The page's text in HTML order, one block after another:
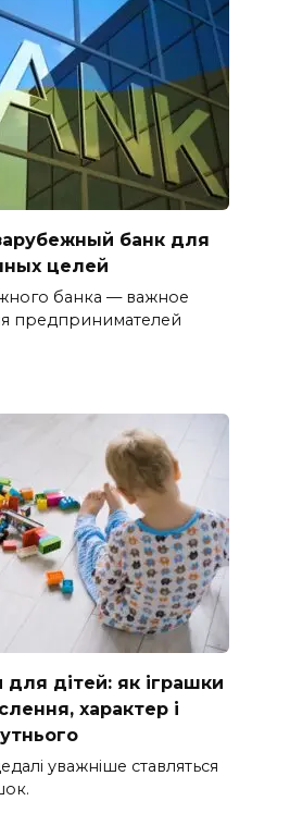
банк для
целей
банка — важное
предпринимателей
для дітей: як іграшки
характер і
уважніше ставляться